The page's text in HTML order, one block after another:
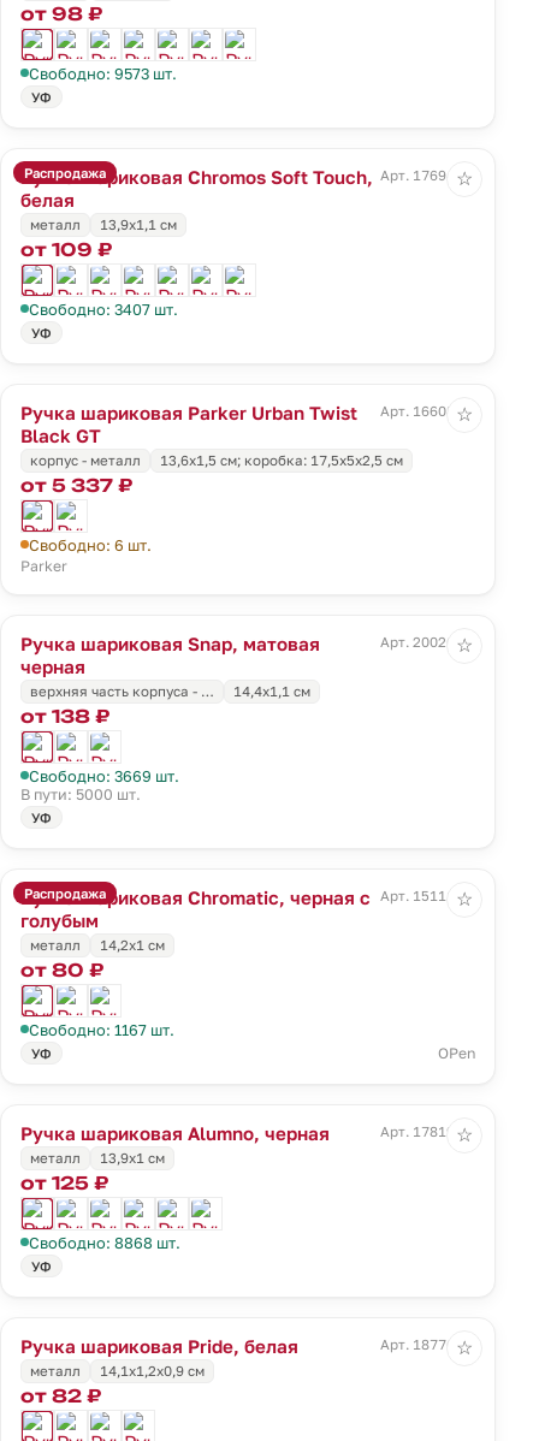
от 98 ₽
Свободно: 9573 шт.
УФ
Распродажа
Ручка шариковая Chromos Soft Touch,
белая
Арт. 17694.60
металл 13,9х1,1 см
от 109 ₽
Свободно: 3407 шт.
УФ
☆
Ручка шариковая Parker Urban Twist
Black GT
Арт. 16608.30
корпус - металл 13,6х1,5 см; коробка: 17,5х5х2,5 см
от 5 337 ₽
Свободно: 6 шт.
Parker
☆
Ручка шариковая Snap, матовая
черная
Арт. 20026.30
верхняя часть корпуса - … 14,4x1,1 см
от 138 ₽
Свободно: 3669 шт.
В пути: 5000 шт.
УФ
☆
Распродажа
Ручка шариковая Chromatic, черная с
голубым
Арт. 15111.44
металл 14,2х1 см
от 80 ₽
Свободно: 1167 шт.
УФ OPen
☆
Ручка шариковая Alumno, черная
Арт. 17819.30
металл
13,9х1 см
от 125 ₽
Свободно: 8868 шт.
УФ
☆
Ручка шариковая Pride, белая
Арт. 18776.60
металл
14,1х1,2х0,9 см
от 82 ₽
☆